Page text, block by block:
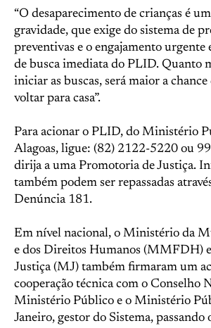
“O desaparecimento de crianças é
gravidade, que exige do sistema de
preventivas e o engajamento urgente
de busca imediata do PLID. Quanto
iniciar as buscas, será maior a chance
voltar para casa”.
Para acionar o PLID, do Ministério
Alagoas, ligue: (82) 2122-5220 ou
dirija a uma Promotoria de Justiça.
também podem ser repassadas
Denúncia 181.
Em nível nacional, o Ministério da
e dos Direitos Humanos (MMFDH)
Justiça (MJ) também firmaram um
cooperação técnica com o Conselho
Ministério Público e o Ministério
Janeiro, gestor do Sistema,